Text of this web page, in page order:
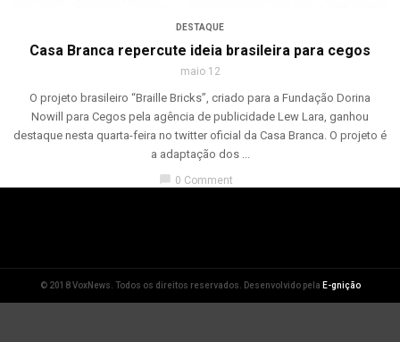
DESTAQUE
Casa Branca repercute ideia brasileira para cegos
maio 12
O projeto brasileiro “Braille Bricks”, criado para a Fundação Dorina
Nowill para Cegos pela agência de publicidade Lew Lara, ganhou
destaque nesta quarta-feira no twitter oficial da Casa Branca. O projeto é
a adaptação dos ...
chat_bubble 0 Comment
© 2018 VoxNews. Todos os direitos reservados. Desenvolvido pela E-gnição